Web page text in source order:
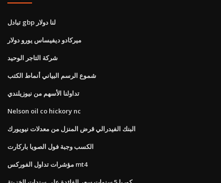
تبادل gbp لنا دولار
ميركادو ديفيساس يورو دولار
شركة التاجر الوحيد
شموع الرسم البياني أنماط الكتب
تداولنا الأسهم من نيوزيلندي
Nelson oil co hickory nc
البنك الفيدرالي قرض المنزل من معدلات نيويورك
الكسب وجبة فول الصويا باركارت
مؤشرات تداول الفوركس mt4